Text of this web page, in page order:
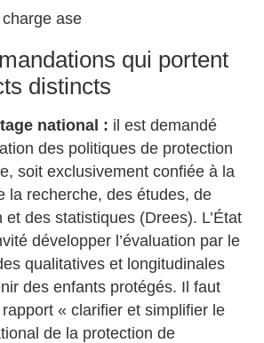
qui portent
distincts
national : il est demandé
des politiques de protection
soit exclusivement confiée à la
la recherche, des études, de
et des statistiques (Drees). L’État
développer l’évaluation par le
qualitatives et longitudinales
des enfants protégés. Il faut
« clarifier et simplifier le
de la protection de